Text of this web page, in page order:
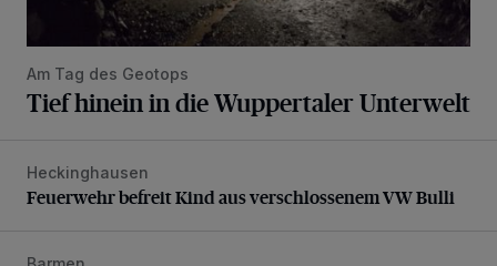
Am Tag des Geotops
Tief hinein in die Wuppertaler Unterwelt
Feuerwehr befreit Kind aus verschlossenem VW Bulli
Heckinghausen
Feuerwehr befreit Kind aus verschlossenem VW Bulli